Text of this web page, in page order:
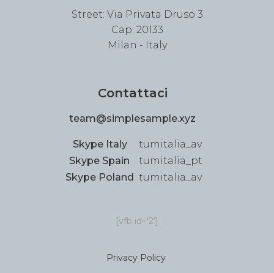
Street: Via Privata Druso 3
Cap: 20133
Milan - Italy
Contattaci
team@simplesample.xyz
Skype Italy
tumitalia_av
Skype Spain
tumitalia_pt
Skype Poland tumitalia_av
[vfb id='2']
Privacy Policy